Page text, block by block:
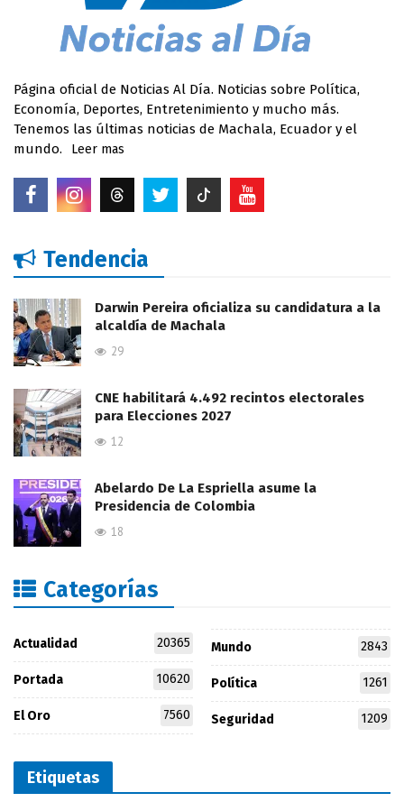
Página oficial de Noticias Al Día. Noticias sobre Política,
Economía, Deportes, Entretenimiento y mucho más.
Tenemos las últimas noticias de Machala, Ecuador y el
mundo.
Leer mas
Tendencia
Darwin Pereira oficializa su candidatura a la
alcaldía de Machala
29
CNE habilitará 4.492 recintos electorales
para Elecciones 2027
12
Abelardo De La Espriella asume la
Presidencia de Colombia
18
Categorías
Actualidad 20365
Portada 10620
El Oro 7560
Mundo 2843
Política 1261
Seguridad 1209
Etiquetas